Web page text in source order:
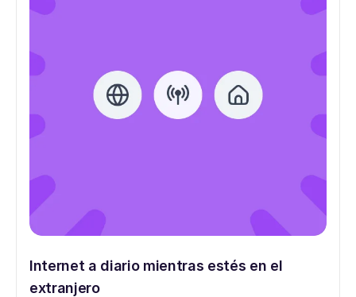
Internet a diario mientras estés en el
extranjero